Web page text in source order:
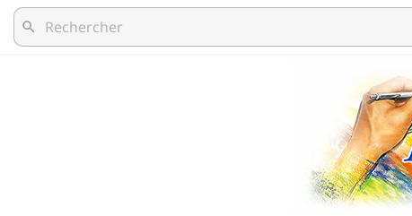
search